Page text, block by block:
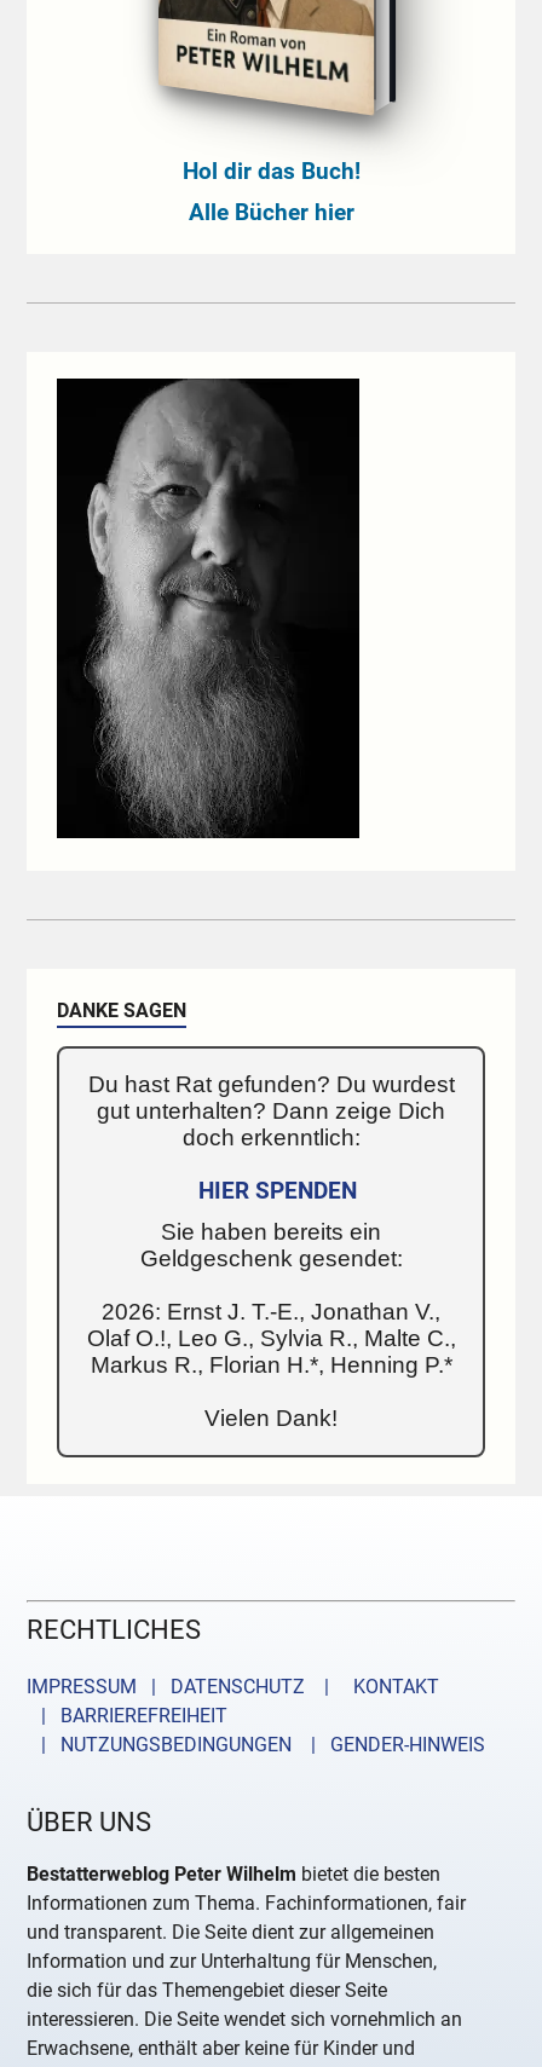
Hol dir das Buch!
Alle Bücher hier
DANKE SAGEN
Du hast Rat gefunden? Du wurdest
gut unterhalten? Dann zeige Dich
doch erkenntlich:
HIER SPENDEN
Sie haben bereits ein
Geldgeschenk gesendet:
2026: Ernst J. T.-E., Jonathan V.,
Olaf O.!, Leo G., Sylvia R., Malte C.,
Markus R., Florian H.*, Henning P.*
Vielen Dank!
RECHTLICHES
IMPRESSUM | DATENSCHUTZ |
KONTAKT
| BARRIEREFREIHEIT
| NUTZUNGSBEDINGUNGEN
| GENDER-HINWEIS
ÜBER UNS
Bestatterweblog Peter Wilhelm bietet die besten
Informationen zum Thema. Fachinformationen, fair
und transparent. Die Seite dient zur allgemeinen
Information und zur Unterhaltung für Menschen,
die sich für das Themengebiet dieser Seite
interessieren. Die Seite wendet sich vornehmlich an
Erwachsene, enthält aber keine für Kinder und